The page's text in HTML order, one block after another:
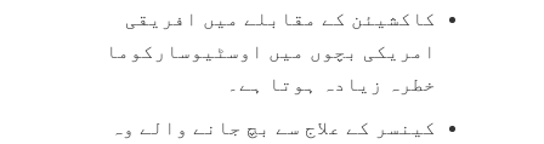
کاکشیئن کے مقابلے میں افریقی
امریکی بچوں میں اوسٹیوسارکوما
خطرہ زیادہ ہوتا ہے۔
کینسر کے علاج سے بچ جانے والے وہ